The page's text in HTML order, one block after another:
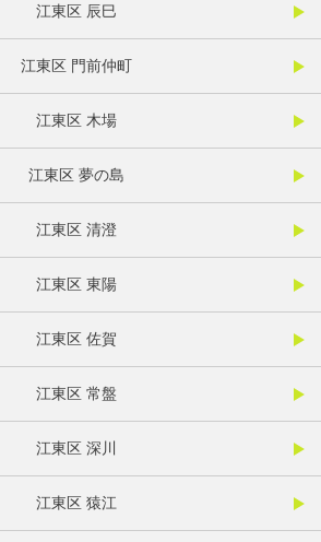
江東区 辰巳
江東区 門前仲町
江東区 木場
江東区 夢の島
江東区 清澄
江東区 東陽
江東区 佐賀
江東区 常盤
江東区 深川
江東区 猿江